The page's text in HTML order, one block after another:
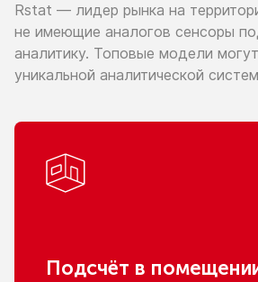
Rstat — лидер рынка на
не имеющие аналогов сенсоры
аналитику. Топовые модели
уникальной аналитической
Подсчёт в